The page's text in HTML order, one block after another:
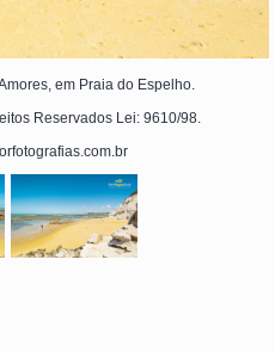
em Praia do Espelho.
Reservados Lei: 9610/98.